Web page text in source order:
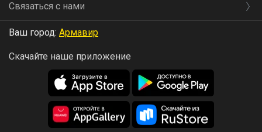
Связаться с нами
Ваш город: Армавир
Скачайте наше приложение